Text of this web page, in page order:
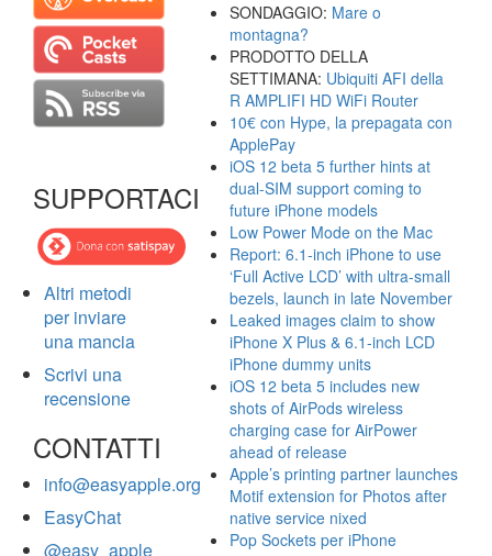
SUPPORTACI
Altri metodi
per inviare
una mancia
Scrivi una
recensione
CONTATTI
info@easyapple.org
EasyChat
@easy_apple
SONDAGGIO: Mare o
montagna?
PRODOTTO DELLA
SETTIMANA: Ubiquiti AFI della
R AMPLIFI HD WiFi Router
10€ con Hype, la prepagata con
ApplePay
iOS 12 beta 5 further hints at
dual-SIM support coming to
future iPhone models
Low Power Mode on the Mac
Report: 6.1-inch iPhone to use
‘Full Active LCD’ with ultra-small
bezels, launch in late November
Leaked images claim to show
iPhone X Plus & 6.1-inch LCD
iPhone dummy units
iOS 12 beta 5 includes new
shots of AirPods wireless
charging case for AirPower
ahead of release
Apple’s printing partner launches
Motif extension for Photos after
native service nixed
Pop Sockets per iPhone